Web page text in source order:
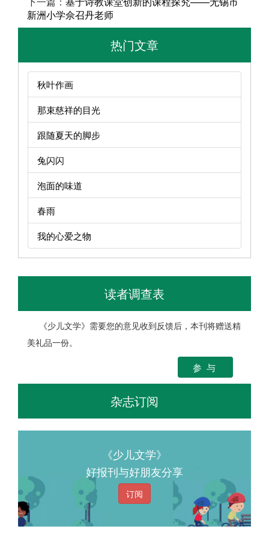
新洲小学佘召丹老师
热门文章
秋叶作画
那束慈祥的目光
跟随夏天的脚步
兔闪闪
泡面的味道
春雨
我的心爱之物
读者调查表
《少儿文学》需要您的意见收到反馈后，本刊将赠送精
美礼品一份。
参 与
杂志订阅
《少儿文学》
好报刊与好朋友分享
订阅